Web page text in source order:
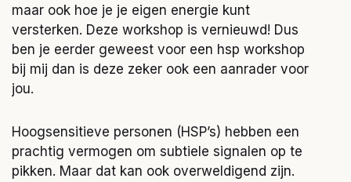
maar ook hoe je je eigen energie kunt
versterken. Deze workshop is vernieuwd! Dus
ben je eerder geweest voor een hsp workshop
bij mij dan is deze zeker ook een aanrader voor
jou.
Hoogsensitieve personen (HSP’s) hebben een
prachtig vermogen om subtiele signalen op te
pikken. Maar dat kan ook overweldigend zijn.